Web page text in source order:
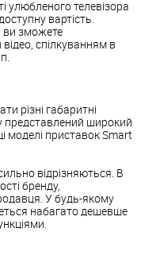
телевізора
вартість.
ви зможете
спілкуванням в
різні габаритні
представлений широкий
моделі приставок Smart
відрізняються. В
бренду,
У будь-якому
набагато дешевше